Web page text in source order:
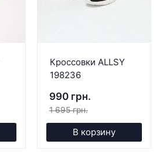
Кроссовки ALLSY
198236
990 грн.
1 695 грн.
В корзину